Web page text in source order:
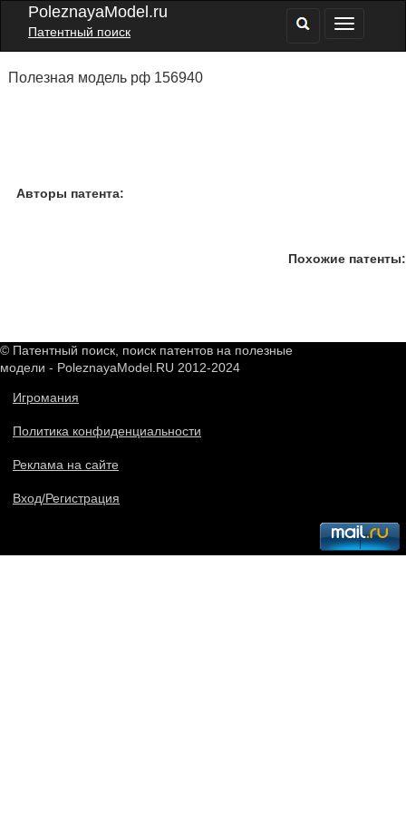
PoleznayaModel.ru
Патентный поиск
Полезная модель рф 156940
Авторы патента:
Похожие патенты:
© Патентный поиск, поиск патентов на полезные
модели - PoleznayaModel.RU 2012-2024
Игромания
Политика конфиденциальности
Реклама на сайте
Вход/Регистрация